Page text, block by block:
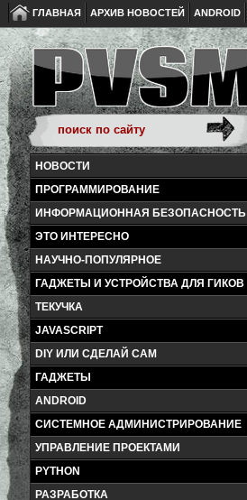
ГЛАВНАЯ АРХИВ НОВОСТЕЙ ANDROID
НОВОСТИ
ПРОГРАММИРОВАНИЕ
ИНФОРМАЦИОННАЯ БЕЗОПАСНОСТЬ
ЭТО ИНТЕРЕСНО
НАУЧНО-ПОПУЛЯРНОЕ
ГАДЖЕТЫ И УСТРОЙСТВА ДЛЯ ГИКОВ
ТЕКУЧКА
JAVASCRIPT
DIY ИЛИ СДЕЛАЙ САМ
ГАДЖЕТЫ
ANDROID
СИСТЕМНОЕ АДМИНИСТРИРОВАНИЕ
УПРАВЛЕНИЕ ПРОЕКТАМИ
PYTHON
РАЗРАБОТКА